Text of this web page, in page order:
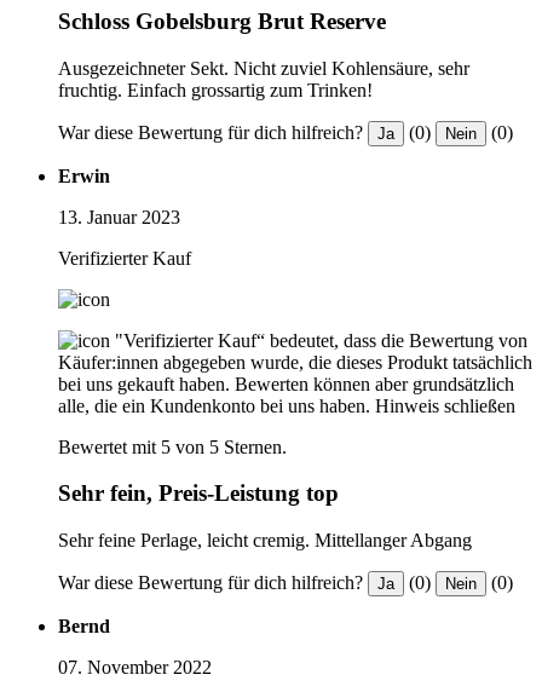
Schloss Gobelsburg Brut Reserve
Ausgezeichneter Sekt. Nicht zuviel Kohlensäure, sehr
fruchtig. Einfach grossartig zum Trinken!
War diese Bewertung für dich hilfreich? Ja (0) Nein (0)
Erwin
13. Januar 2023
Verifizierter Kauf
"Verifizierter Kauf“ bedeutet, dass die Bewertung von
Käufer:innen abgegeben wurde, die dieses Produkt tatsächlich
bei uns gekauft haben. Bewerten können aber grundsätzlich
alle, die ein Kundenkonto bei uns haben. Hinweis schließen
Bewertet mit 5 von 5 Sternen.
Sehr fein, Preis-Leistung top
Sehr feine Perlage, leicht cremig. Mittellanger Abgang
War diese Bewertung für dich hilfreich? Ja (0) Nein (0)
Bernd
07. November 2022